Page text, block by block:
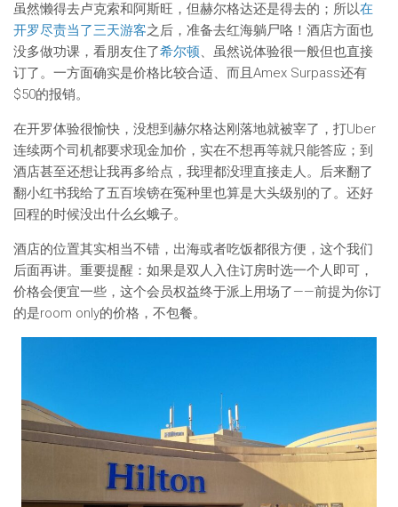
虽然懒得去卢克索和阿斯旺，但赫尔格达还是得去的；所以在
开罗尽责当了三天游客之后，准备去红海躺尸咯！酒店方面也
没多做功课，看朋友住了希尔顿、虽然说体验很一般但也直接
订了。一方面确实是价格比较合适、而且Amex Surpass还有
$50的报销。
在开罗体验很愉快，没想到赫尔格达刚落地就被宰了，打Uber
连续两个司机都要求现金加价，实在不想再等就只能答应；到
酒店甚至还想让我再多给点，我理都没理直接走人。后来翻了
翻小红书我给了五百埃镑在冤种里也算是大头级别的了。还好
回程的时候没出什么幺蛾子。
酒店的位置其实相当不错，出海或者吃饭都很方便，这个我们
后面再讲。重要提醒：如果是双人入住订房时选一个人即可，
价格会便宜一些，这个会员权益终于派上用场了——前提为你订
的是room only的价格，不包餐。